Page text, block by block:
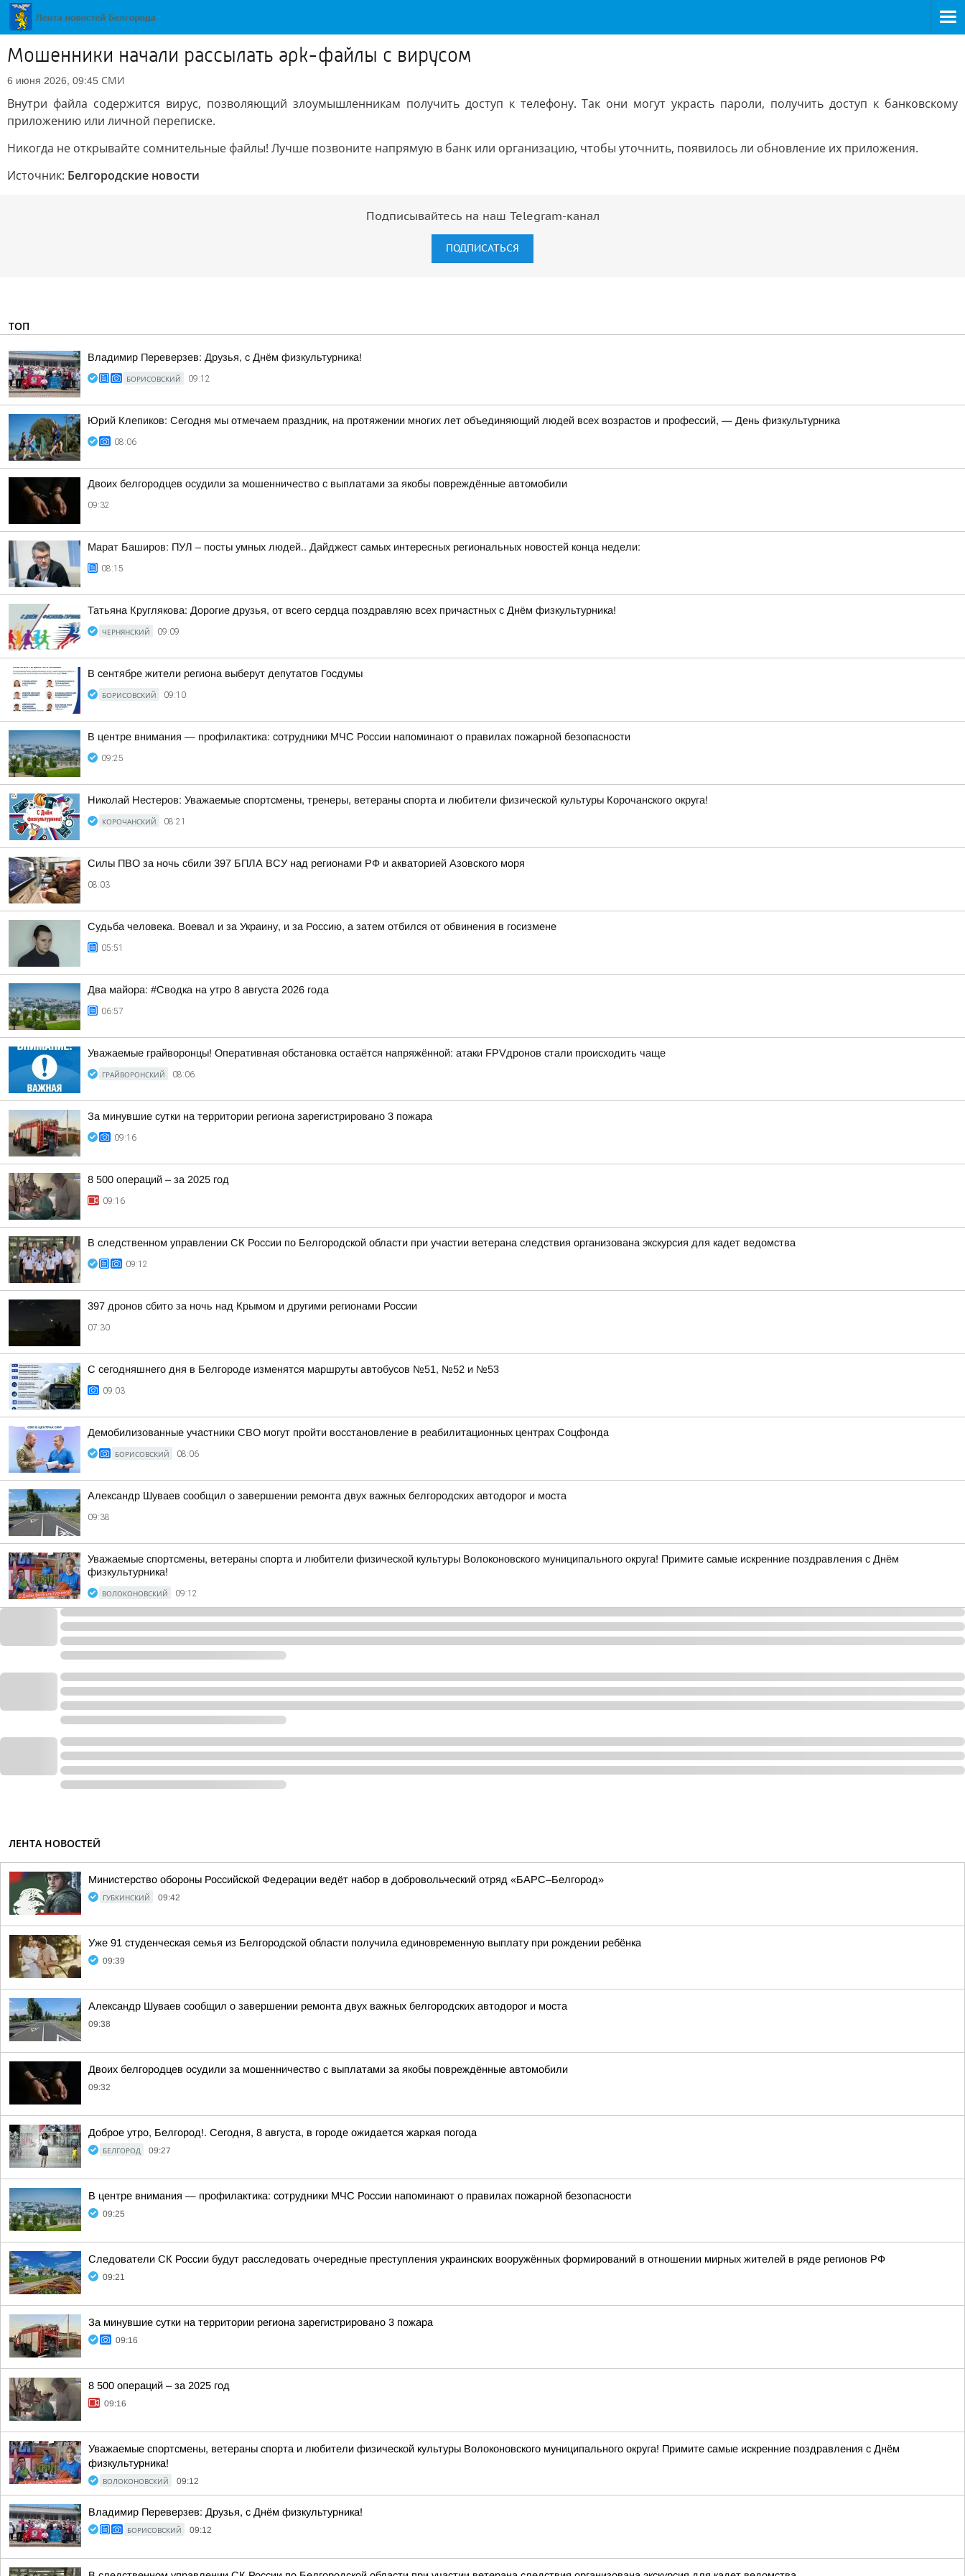
Мошенники начали рассылать apk-файлы с вирусом
6 июня 2026, 09:45 СМИ
Внутри файла содержится вирус, позволяющий злоумышленникам получить доступ к телефону. Так они могут украсть пароли, получить доступ к банковскому
приложению или личной переписке.
Никогда не открывайте сомнительные файлы! Лучше позвоните напрямую в банк или организацию, чтобы уточнить, появилось ли обновление их приложения.
Источник: Белгородские новости
Подписывайтесь на наш Telegram-канал
ПОДПИСАТЬСЯ
ТОП
Владимир Переверзев: Друзья, с Днём физкультурника!
БОРИСОВСКИЙ 09:12
Юрий Клепиков: Сегодня мы отмечаем праздник, на протяжении многих лет объединяющий людей всех возрастов и профессий, — День физкультурника
08:06
Двоих белгородцев осудили за мошенничество с выплатами за якобы повреждённые автомобили
09:32
Марат Баширов: ПУЛ – посты умных людей.. Дайджест самых интересных региональных новостей конца недели:
08:15
Татьяна Круглякова: Дорогие друзья, от всего сердца поздравляю всех причастных с Днём физкультурника!
ЧЕРНЯНСКИЙ 09:09
В сентябре жители региона выберут депутатов Госдумы
БОРИСОВСКИЙ 09:10
В центре внимания — профилактика: сотрудники МЧС России напоминают о правилах пожарной безопасности
09:25
Николай Нестеров: Уважаемые спортсмены, тренеры, ветераны спорта и любители физической культуры Корочанского округа!
КОРОЧАНСКИЙ 08:21
Силы ПВО за ночь сбили 397 БПЛА ВСУ над регионами РФ и акваторией Азовского моря
08:03
Судьба человека. Воевал и за Украину, и за Россию, а затем отбился от обвинения в госизмене
05:51
Два майора: #Сводка на утро 8 августа 2026 года
06:57
Уважаемые грайворонцы! Оперативная обстановка остаётся напряжённой: атаки FPVдронов стали происходить чаще
ГРАЙВОРОНСКИЙ 08:06
За минувшие сутки на территории региона зарегистрировано 3 пожара
09:16
8 500 операций – за 2025 год
09:16
В следственном управлении СК России по Белгородской области при участии ветерана следствия организована экскурсия для кадет ведомства
09:12
397 дронов сбито за ночь над Крымом и другими регионами России
07:30
С сегодняшнего дня в Белгороде изменятся маршруты автобусов №51, №52 и №53
09:03
Демобилизованные участники СВО могут пройти восстановление в реабилитационных центрах Соцфонда
БОРИСОВСКИЙ 08:06
Александр Шуваев сообщил о завершении ремонта двух важных белгородских автодорог и моста
09:38
Уважаемые спортсмены, ветераны спорта и любители физической культуры Волоконовского муниципального округа! Примите самые искренние поздравления с Днём
физкультурника!
ВОЛОКОНОВСКИЙ 09:12
ЛЕНТА НОВОСТЕЙ
Министерство обороны Российской Федерации ведёт набор в добровольческий отряд «БАРС–Белгород»
ГУБКИНСКИЙ 09:42
Уже 91 студенческая семья из Белгородской области получила единовременную выплату при рождении ребёнка
09:39
Александр Шуваев сообщил о завершении ремонта двух важных белгородских автодорог и моста
09:38
Двоих белгородцев осудили за мошенничество с выплатами за якобы повреждённые автомобили
09:32
Доброе утро, Белгород!. Сегодня, 8 августа, в городе ожидается жаркая погода
БЕЛГОРОД 09:27
В центре внимания — профилактика: сотрудники МЧС России напоминают о правилах пожарной безопасности
09:25
Следователи СК России будут расследовать очередные преступления украинских вооружённых формирований в отношении мирных жителей в ряде регионов РФ
09:21
За минувшие сутки на территории региона зарегистрировано 3 пожара
09:16
8 500 операций – за 2025 год
09:16
Уважаемые спортсмены, ветераны спорта и любители физической культуры Волоконовского муниципального округа! Примите самые искренние поздравления с Днём
физкультурника!
ВОЛОКОНОВСКИЙ 09:12
Владимир Переверзев: Друзья, с Днём физкультурника!
БОРИСОВСКИЙ 09:12